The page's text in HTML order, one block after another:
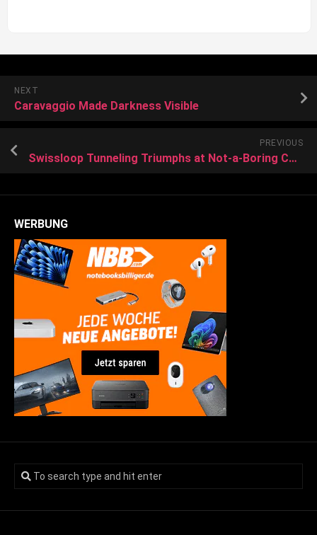
NEXT
Caravaggio Made Darkness Visible
PREVIOUS
Swissloop Tunneling Triumphs at Not-a-Boring Competition 2024 with Groundhog Beta
WERBUNG